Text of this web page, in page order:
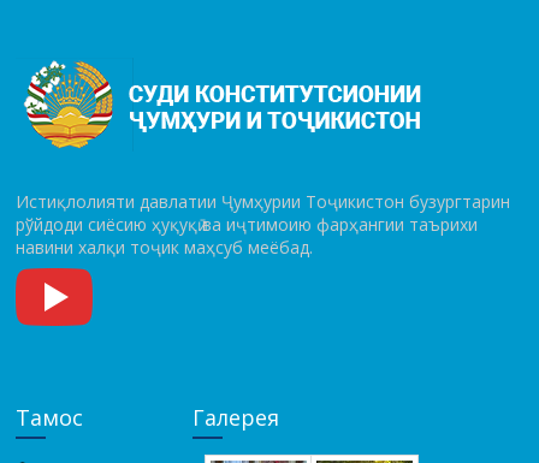
Истиқлолияти давлатии Ҷумҳурии Тоҷикистон бузургтарин
рўй­до­ди сиёсию ҳуқуқӣ ва иҷтимоию фарҳангии таърихи
навини халқи тоҷик маҳсуб меёбад.
Тамос Галерея